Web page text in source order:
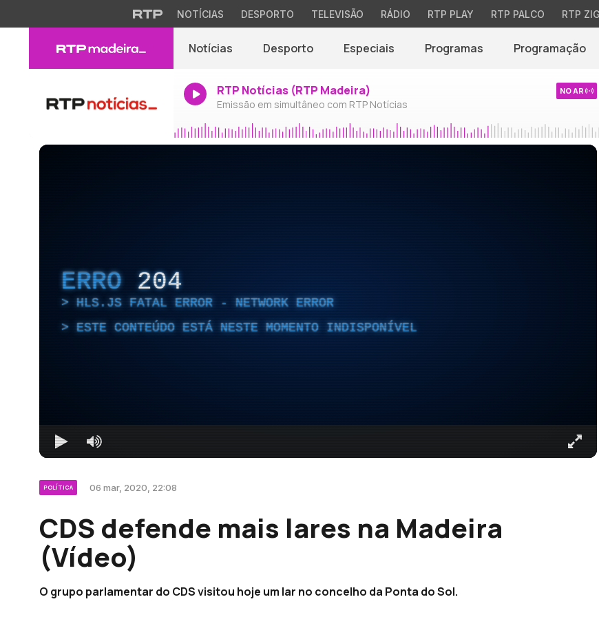
NOTÍCIAS DESPORTO TELEVISÃO RÁDIO RTP PLAY RTP PALCO RTP
Notícias Desporto Especiais Programas Programação
RTP Notícias (RTP Madeira)
Emissão em simultâneo com RTP Notícias
NO AR
ERRO 204
HLS.JS FATAL ERROR - NETWORK ERROR
ESTE CONTEÚDO ESTÁ NESTE MOMENTO INDISPONÍVEL
POLÍTICA 06 mar, 2020, 22:08
CDS defende mais lares na Madeira
(Vídeo)
O grupo parlamentar do CDS visitou hoje um lar no concelho da Ponta do Sol.